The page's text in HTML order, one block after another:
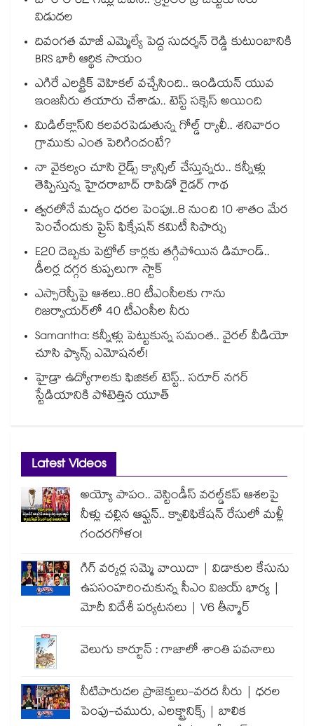
విడుదల
దివంగత మాజీ ఎమ్మెల్యే పెద్ద సుదర్శన్ రెడ్డి కుటుంబానికి
BRS భారీ ఆర్థిక సాయం
ఎగిరే ఎలక్ట్రిక్ వెహికల్ వచ్చేసింది.. ఇండియన్ యువ
ఇంజనీరు తయారు చేశాడు.. టెస్ట్ సక్సెస్ అయింది
మిడిల్‌క్లాస్‌ని కలవరపెడుతున్న గోల్డ్ ర్యాలీ.. శనివారం
గ్రాముకు ఎంత పెరిగిందంటే?
నా వైకల్యం చూసి రైడ్స్ క్యాన్సిల్ చేస్తున్నరు.. కన్నీళ్లు
తెప్పిస్తున్న హైదరాబాద్ రాపిడో రైడర్ గాథ
త్వరలోనే మద్యం ధ‌‌ర‌‌ల పెంపు!..8 నుంచి 10 శాతం మేర
పెంచేందుకు ప్రైస్ ఫిక్సేష‌‌న్ క‌‌మిటీ సిఫార్సు
E20 దెబ్బకు పెట్రోల్ కార్లకు తగ్గిపోయిన డిమాండ్..
డీలర్ల దగ్గర కుప్పలుగా స్టాక్
ఎస్సారెస్పీపై ఆశలు..80 టీఎంసీలకు గాను
రిజర్వాయర్‌‌‌‌‌‌‌‌‌‌‌‌‌‌‌‌లో 40 టీఎంసీల నీరు
Samantha: కన్నీళ్లు పెట్టుకున్న సమంత.. వైరల్ వీడియో
చూసి ఫ్యాన్స్ ఎమోషనల్!
హైడ్రా ఉద్యోగాలకు ఫిజికల్ టెస్ట్.. సరూర్ నగర్
స్టేడియానికి పోటెత్తిన యూత్
Latest Videos
అయ్యో పాపం.. వెస్టిండీస్ వరల్డ్‌కప్ ఆశలపై
నీళ్లు చల్లిన ఆఫ్ఘన్.. క్వాలిఫికేషన్ రేసులో మళ్లీ
గందరగోళం!
గిగ్ వర్కర్ల సమ్మె వాయిదా | విడాకుల కేసును
ఉపసంహరించుకున్న సీఎం విజయ్ భార్య |
మోదీ విదేశీ పర్యటనలు | V6 తీన్మార్
వెలుగు కార్టూన్ : గాజాలో శాంతి పవనాలు
నీటిపారుదల ప్రాజెక్టులు-వరద నీరు | ధరల
పెంపు-చమురు, ఎలక్ట్రానిక్స్ | బాలిక